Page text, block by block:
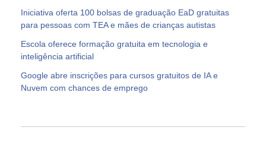
Iniciativa oferta 100 bolsas de graduação EaD gratuitas
para pessoas com TEA e mães de crianças autistas
Escola oferece formação gratuita em tecnologia e
inteligência artificial
Google abre inscrições para cursos gratuitos de IA e
Nuvem com chances de emprego